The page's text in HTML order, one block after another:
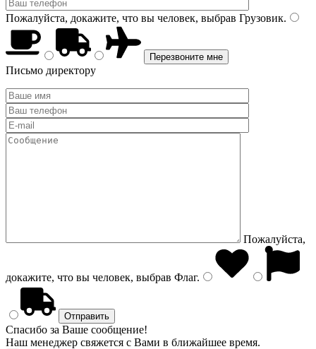
Пожалуйста, докажите, что вы человек, выбрав Грузовик.
Письмо директору
Пожалуйста,
докажите, что вы человек, выбрав Флаг.
Спасибо за Ваше сообщение!
Наш менеджер свяжется с Вами в ближайшее время.